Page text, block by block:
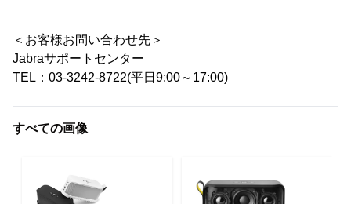
＜お客様お問い合わせ先＞
Jabraサポートセンター
TEL：03-3242-8722(平日9:00～17:00)
すべての画像